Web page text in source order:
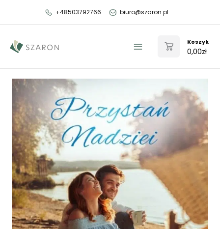
+48503792766 biuro@szaron.pl
Menu
Koszyk
0,00zł